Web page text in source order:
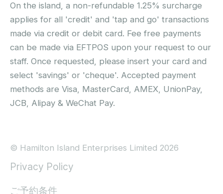
On the island, a non-refundable 1.25% surcharge
applies for all 'credit' and 'tap and go' transactions
made via credit or debit card. Fee free payments
can be made via EFTPOS upon your request to our
staff. Once requested, please insert your card and
select 'savings' or 'cheque'. Accepted payment
methods are Visa, MasterCard, AMEX, UnionPay,
JCB, Alipay & WeChat Pay.
© Hamilton Island Enterprises Limited 2026
Privacy Policy
ご予約条件